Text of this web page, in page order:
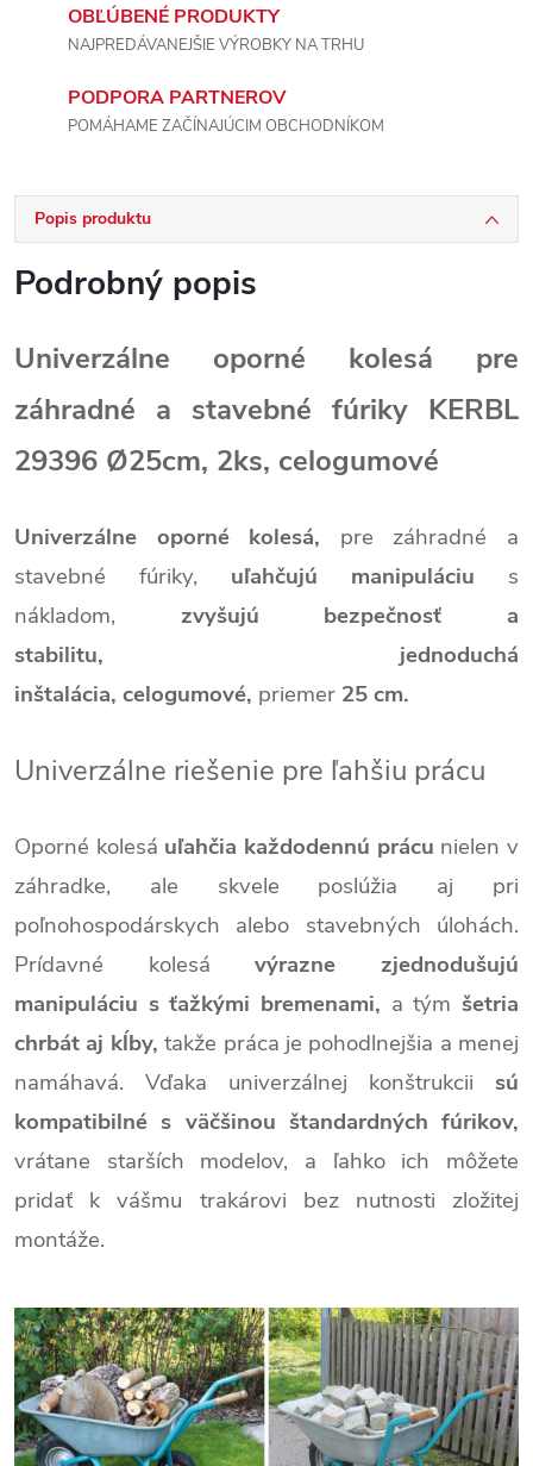
OBĽÚBENÉ PRODUKTY
NAJPREDÁVANEJŠIE VÝROBKY NA TRHU
PODPORA PARTNEROV
POMÁHAME ZAČÍNAJÚCIM OBCHODNÍKOM
Popis produktu
Podrobný popis
Univerzálne oporné kolesá pre
záhradné a stavebné fúriky KERBL
29396 Ø25cm, 2ks, celogumové
Univerzálne oporné kolesá, pre záhradné a
stavebné fúriky, uľahčujú manipuláciu s
nákladom, zvyšujú bezpečnosť a
stabilitu, jednoduchá
inštalácia, celogumové, priemer 25 cm.
Univerzálne riešenie pre ľahšiu prácu
Oporné kolesá uľahčia každodennú prácu nielen v
záhradke, ale skvele poslúžia aj pri
poľnohospodárskych alebo stavebných úlohách.
Prídavné kolesávýrazne zjednodušujú
manipuláciu s ťažkými bremenami, a tým šetria
chrbát aj kĺby, takže práca je pohodlnejšia a menej
namáhavá. Vďaka univerzálnej konštrukcii sú
kompatibilné s väčšinou štandardných fúrikov,
vrátane starších modelov, a ľahko ich môžete
pridať k vášmu trakárovi bez nutnosti zložitej
montáže.